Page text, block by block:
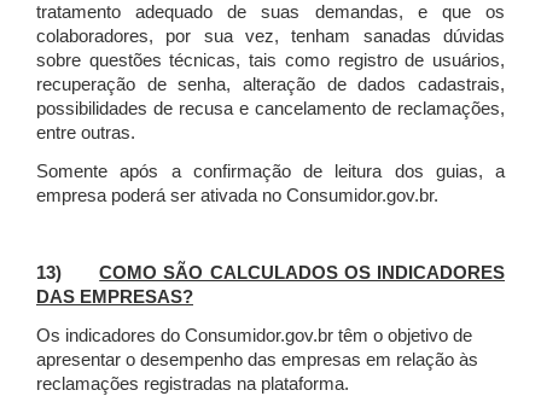
tratamento adequado de suas demandas, e que os
colaboradores, por sua vez, tenham sanadas dúvidas
sobre questões técnicas, tais como registro de usuários,
recuperação de senha, alteração de dados cadastrais,
possibilidades de recusa e cancelamento de reclamações,
entre outras.
Somente após a confirmação de leitura dos guias, a
empresa poderá ser ativada no Consumidor.gov.br.
13)COMO SÃO CALCULADOS OS INDICADORES
DAS EMPRESAS?
Os indicadores do Consumidor.gov.br têm o objetivo de
apresentar o desempenho das empresas em relação às
reclamações registradas na plataforma.